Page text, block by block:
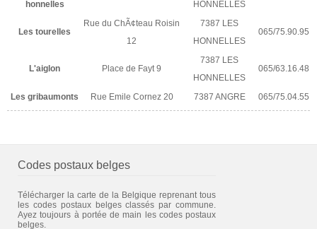
honnelles
HONNELLES
Les tourelles
Rue du ChÃ¢teau Roisin
12
7387 LES
HONNELLES
065/75.90.95
L'aiglon Place de Fayt 9
7387 LES
HONNELLES
065/63.16.48
Les gribaumonts Rue Emile Cornez 20 7387 ANGRE 065/75.04.55
Codes postaux belges
Télécharger la carte de la Belgique reprenant tous
les codes postaux belges classés par commune.
Ayez toujours à portée de main les codes postaux
belges.